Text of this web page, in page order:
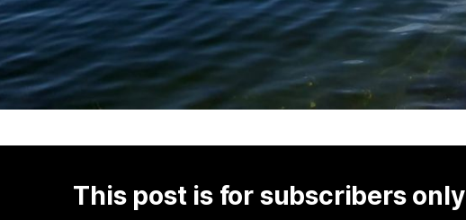
This post is for subscribers only